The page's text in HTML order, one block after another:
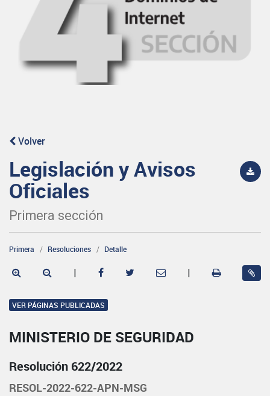
Volver
Legislación y Avisos
Oficiales
Primera sección
Primera Resoluciones Detalle
| |
VER PÁGINAS PUBLICADAS
MINISTERIO DE SEGURIDAD
Resolución 622/2022
RESOL-2022-622-APN-MSG